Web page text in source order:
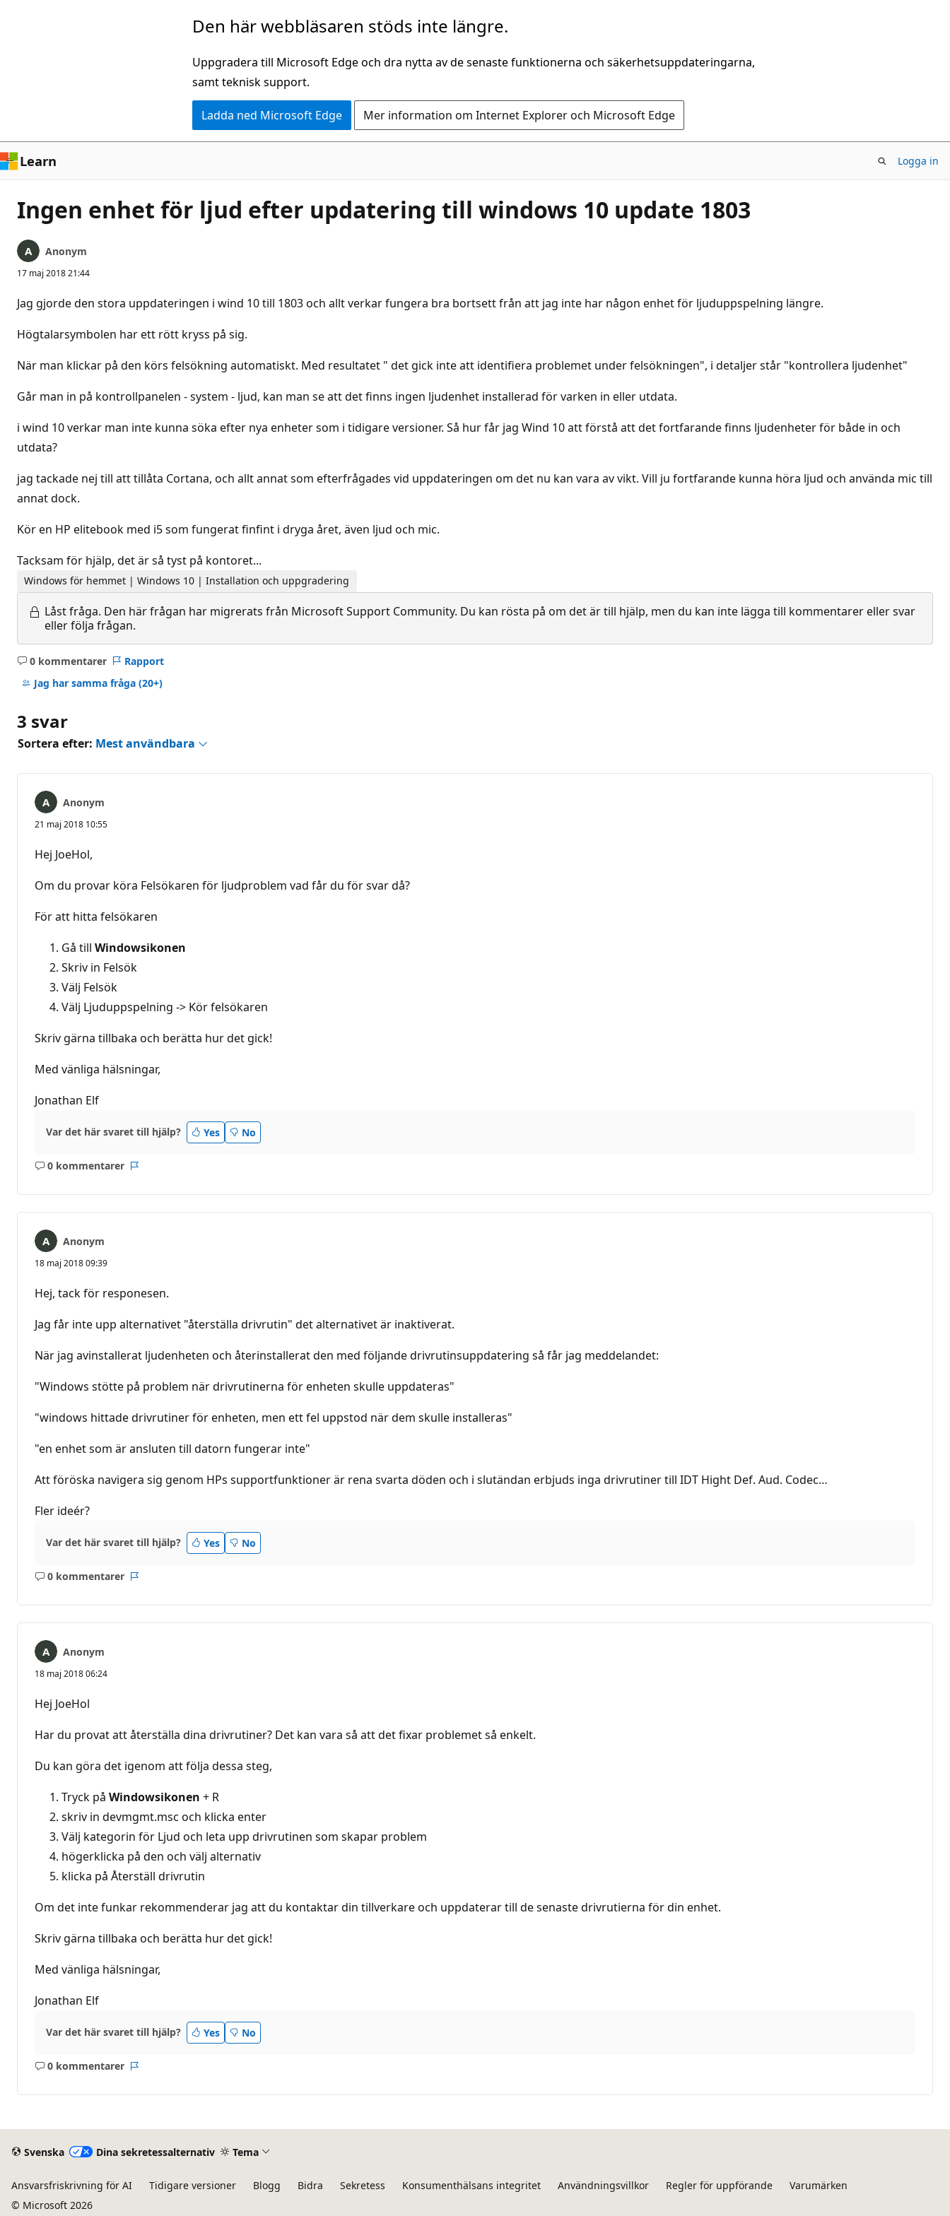
Den här webbläsaren stöds inte längre.
Uppgradera till Microsoft Edge och dra nytta av de senaste funktionerna och säkerhetsuppdateringarna,
samt teknisk support.
Ladda ned Microsoft Edge Mer information om Internet Explorer och Microsoft Edge
Learn Logga in
Ingen enhet för ljud efter updatering till windows 10 update 1803
Anonym
17 maj 2018 21:44
Jag gjorde den stora uppdateringen i wind 10 till 1803 och allt verkar fungera bra bortsett från att jag inte har någon enhet för ljuduppspelning längre.
Högtalarsymbolen har ett rött kryss på sig.
När man klickar på den körs felsökning automatiskt. Med resultatet " det gick inte att identifiera problemet under felsökningen", i detaljer står "kontrollera ljudenhet"
Går man in på kontrollpanelen - system - ljud, kan man se att det finns ingen ljudenhet installerad för varken in eller utdata.
i wind 10 verkar man inte kunna söka efter nya enheter som i tidigare versioner. Så hur får jag Wind 10 att förstå att det fortfarande finns ljudenheter för både in och
utdata?
jag tackade nej till att tillåta Cortana, och allt annat som efterfrågades vid uppdateringen om det nu kan vara av vikt. Vill ju fortfarande kunna höra ljud och använda mic till
annat dock.
Kör en HP elitebook med i5 som fungerat finfint i dryga året, även ljud och mic.
Tacksam för hjälp, det är så tyst på kontoret...
Windows för hemmet | Windows 10 | Installation och uppgradering
Låst fråga. Den här frågan har migrerats från Microsoft Support Community. Du kan rösta på om det är till hjälp, men du kan inte lägga till kommentarer eller svar
eller följa frågan.
0 kommentarer
Inga
kommentarer
Rapport
Jag har samma fråga (20+)
3 svar
Sortera efter: Mest användbara
Anonym
21 maj 2018 10:55
Hej JoeHol,
Om du provar köra Felsökaren för ljudproblem vad får du för svar då?
För att hitta felsökaren
Gå till Windowsikonen
Skriv in Felsök
Välj Felsök
Välj Ljuduppspelning -> Kör felsökaren
Skriv gärna tillbaka och berätta hur det gick!
Med vänliga hälsningar,
Jonathan Elf
Var det här svaret till hjälp? Yes No
0 kommentarer
Inga
Anonym
18 maj 2018 09:39
Hej, tack för responesen.
Jag får inte upp alternativet "återställa drivrutin" det alternativet är inaktiverat.
När jag avinstallerat ljudenheten och återinstallerat den med följande drivrutinsuppdatering så får jag meddelandet:
"Windows stötte på problem när drivrutinerna för enheten skulle uppdateras"
"windows hittade drivrutiner för enheten, men ett fel uppstod när dem skulle installeras"
"en enhet som är ansluten till datorn fungerar inte"
Att föröska navigera sig genom HPs supportfunktioner är rena svarta döden och i slutändan erbjuds inga drivrutiner till IDT Hight Def. Aud. Codec…
Fler ideér?
Var det här svaret till hjälp? Yes No
0 kommentarer
Inga
Anonym
18 maj 2018 06:24
Hej JoeHol
Har du provat att återställa dina drivrutiner? Det kan vara så att det fixar problemet så enkelt.
Du kan göra det igenom att följa dessa steg,
Tryck på Windowsikonen + R
skriv in devmgmt.msc och klicka enter
Välj kategorin för Ljud och leta upp drivrutinen som skapar problem
högerklicka på den och välj alternativ
klicka på Återställ drivrutin
Om det inte funkar rekommenderar jag att du kontaktar din tillverkare och uppdaterar till de senaste drivrutierna för din enhet.
Skriv gärna tillbaka och berätta hur det gick!
Med vänliga hälsningar,
Jonathan Elf
Var det här svaret till hjälp? Yes No
0 kommentarer
Inga
Svenska Dina sekretessalternativ Tema
Ansvarsfriskrivning för AI Tidigare versioner Blogg Bidra Sekretess Konsumenthälsans integritet Användningsvillkor Regler för uppförande
Varumärken
© Microsoft 2026